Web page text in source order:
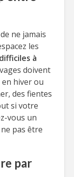
ne jamais
les
difficiles à
doivent
hiver ou
des fientes
si votre
vous un
pas être
par